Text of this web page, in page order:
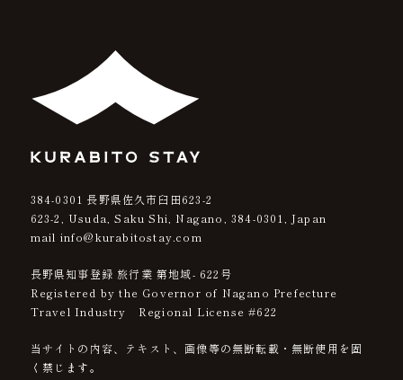
384-0301 長野県佐久市臼田623-2
623-2, Usuda, Saku Shi, Nagano, 384-0301
, Japan
mail info@kurabitostay.com
長野県知事登録 旅行業 第地域- 622号
Registered by the Governor of Nagano Prefecture
Travel Industry Regional License #622
当サイトの内容、テキスト、画像等の無断転載・無断使用を固
く禁じます。